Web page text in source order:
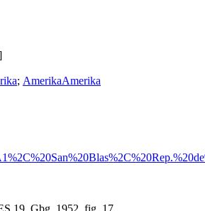
; AmerikaAmerika
19, Gbg. 1952, fig. 17.